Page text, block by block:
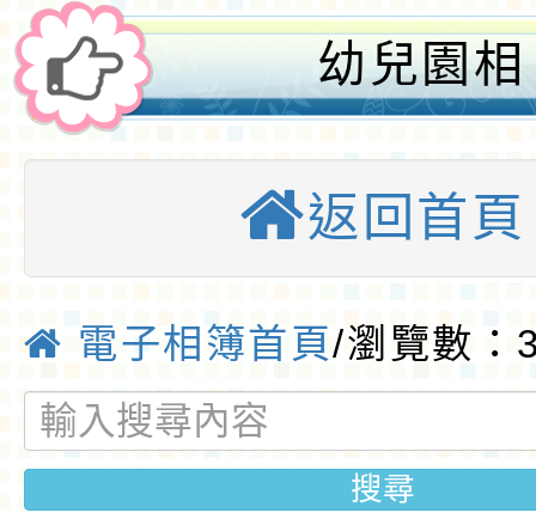
幼兒園相
恩才藝發表活
返回首頁
電子相簿首頁/瀏覽數：
搜尋